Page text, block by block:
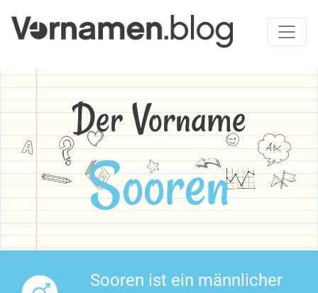
Der Vorname
Sooren
Sooren ist ein männlicher